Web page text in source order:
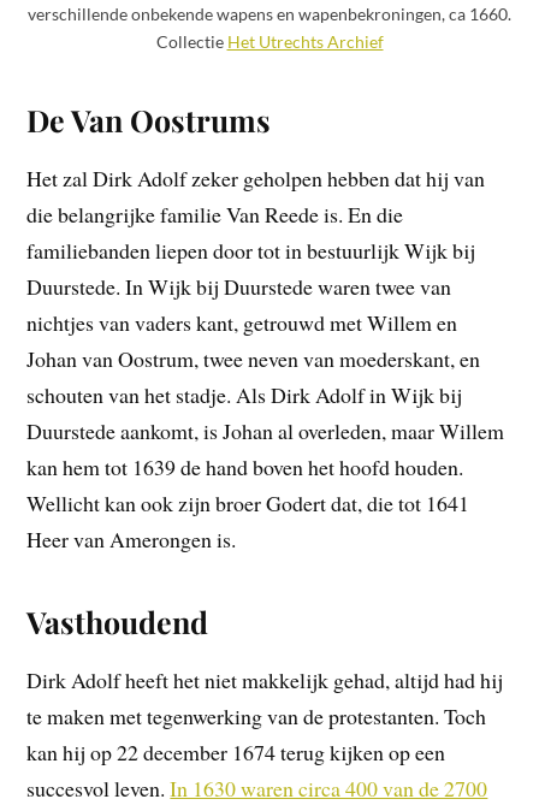
verschillende onbekende wapens en wapenbekroningen, ca 1660.
Collectie Het Utrechts Archief
De Van Oostrums
Het zal Dirk Adolf zeker geholpen hebben dat hij van
die belangrijke familie Van Reede is. En die
familiebanden liepen door tot in bestuurlijk Wijk bij
Duurstede. In Wijk bij Duurstede waren twee van
nichtjes van vaders kant, getrouwd met Willem en
Johan van Oostrum, twee neven van moederskant, en
schouten van het stadje. Als Dirk Adolf in Wijk bij
Duurstede aankomt, is Johan al overleden, maar Willem
kan hem tot 1639 de hand boven het hoofd houden.
Wellicht kan ook zijn broer Godert dat, die tot 1641
Heer van Amerongen is.
Vasthoudend
Dirk Adolf heeft het niet makkelijk gehad, altijd had hij
te maken met tegenwerking van de protestanten. Toch
kan hij op 22 december 1674 terug kijken op een
succesvol leven.In 1630 waren circa 400 van de 2700